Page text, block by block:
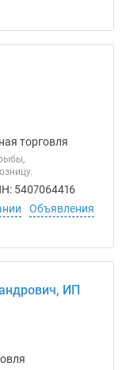
торговля
5407064416
Объявления
ИП